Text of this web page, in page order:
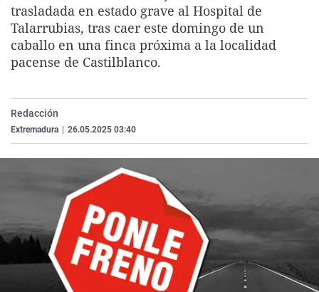
La rosa de los vientos
Gente viajera
Caso
Retornados
Extremadura
Galicia
Virales
Televisión
trasladada en estado grave al Hospital de
Talarrubias, tras caer este domingo de un
caballo en una finca próxima a la localidad
pacense de Castilblanco.
Redacción
Extremadura 26.05.2025 03:40